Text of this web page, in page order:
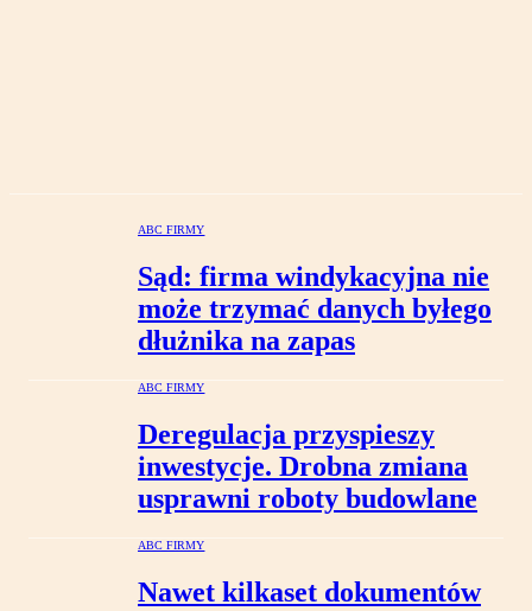
ABC FIRMY
Sąd: firma windykacyjna nie
może trzymać danych byłego
dłużnika na zapas
ABC FIRMY
Deregulacja przyspieszy
inwestycje. Drobna zmiana
usprawni roboty budowlane
ABC FIRMY
Nawet kilkaset dokumentów